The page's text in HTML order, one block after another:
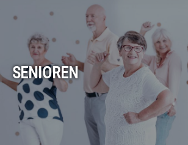
SENIOREN